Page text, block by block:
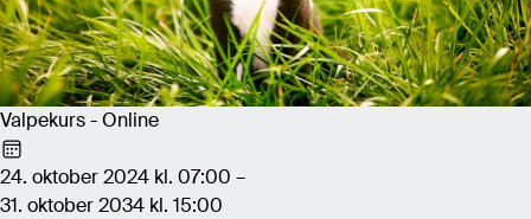
Valpekurs - Online
24. oktober 2024 kl. 07:00 –
31. oktober 2034 kl. 15:00